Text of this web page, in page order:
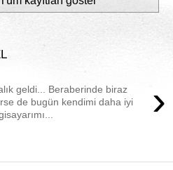
›
Beraberinde biraz
de bugün kendimi daha iyi